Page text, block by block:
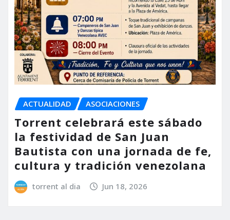
ACTUALIDAD ASOCIACIONES
Torrent celebrará este sábado
la festividad de San Juan
Bautista con una jornada de fe,
cultura y tradición venezolana
torrent al dia Jun 18, 2026